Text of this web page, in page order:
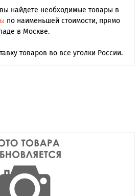
найдете необходимые товары в
по наименьшей стоимости, прямо
в Москве.
товаров во все уголки России.